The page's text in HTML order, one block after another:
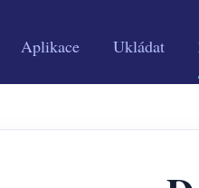
Aplikace Ukládat